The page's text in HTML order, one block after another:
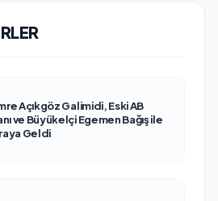
Açıkgöz Galimidi, Eski AB
ve Büyükelçi Egemen Bağış ile
Geldi